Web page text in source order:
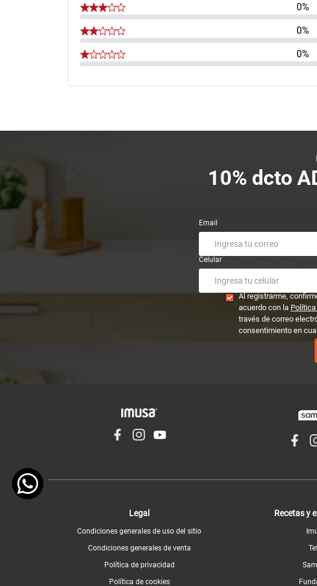
0%
0%
0%
10% dcto
Email
Celular
Al registrarme,
acuerdo con la
través de correo
consentimiento en
Legal
Condiciones generales de uso del sitio
Condiciones generales de venta
Política de privacidad
Política de cookies
Recetas y